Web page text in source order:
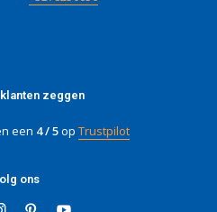
zeggen
een 4 / 5op Trustpilot
ons